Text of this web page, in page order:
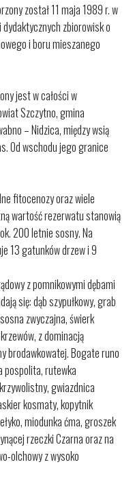
został 11 maja 1989 r. w
zbiorowisk o
i boru mieszanego
jest w całości w
Szczytno, gmina
– Nidzica, między wsią
Od wschodu jego granice
fitocenozy oraz wiele
wartość rezerwatu stanowią
200 letnie sosny. Na
13 gatunków drzew i 9
z pomnikowymi dębami
się: dąb szypułkowy, grab
zwyczajna, świerk
z dominacją
brodawkowatej. Bogate runo
pospolita, rutewka
gwiazdnica
kosmaty, kopytnik
miodunka ćma, groszek
rzeczki Czarna oraz na
olchowy z wysoko